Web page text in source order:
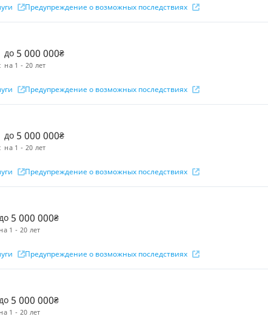
Предупреждение о возможных последствиях
до 5 000 000₴
на 1 - 20 лет
Предупреждение о возможных последствиях
до 5 000 000₴
на 1 - 20 лет
Предупреждение о возможных последствиях
5 000 000₴
на 1 - 20 лет
Предупреждение о возможных последствиях
5 000 000₴
на 1 - 20 лет